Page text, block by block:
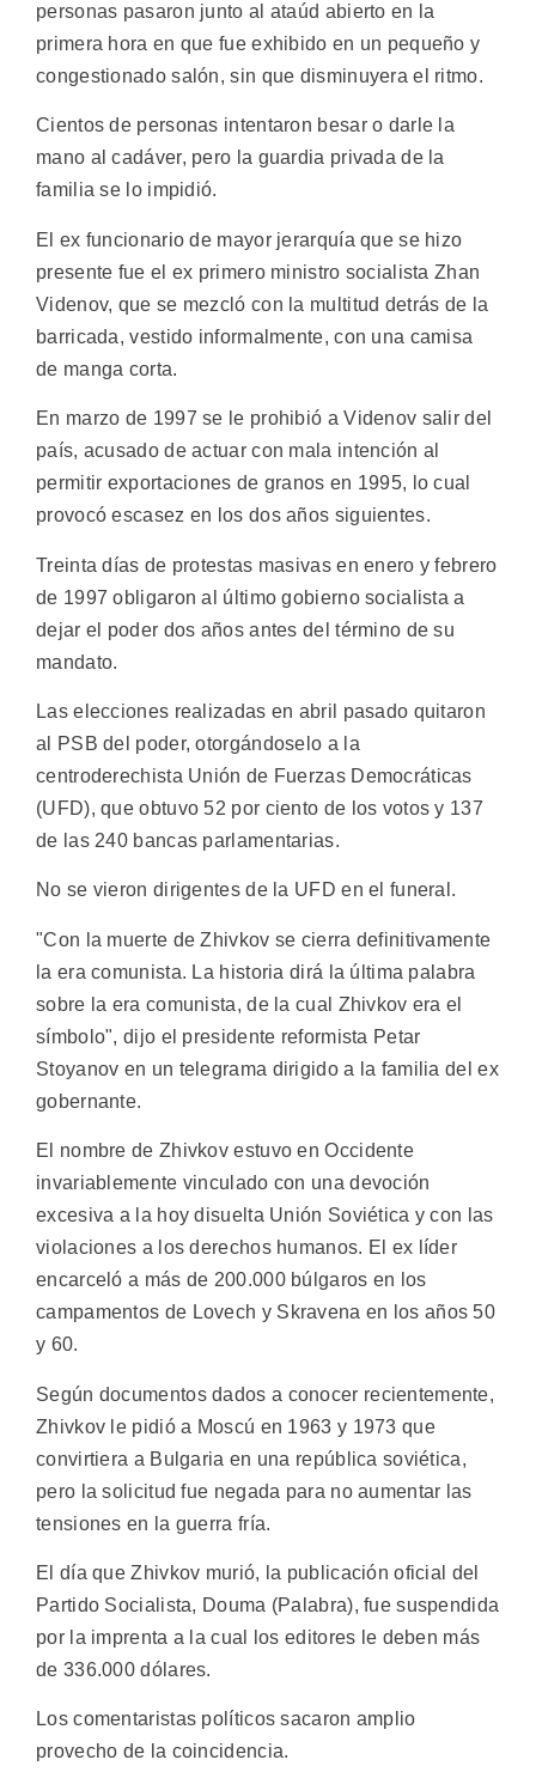
personas pasaron junto al ataúd abierto en la
primera hora en que fue exhibido en un pequeño y
congestionado salón, sin que disminuyera el ritmo.
Cientos de personas intentaron besar o darle la
mano al cadáver, pero la guardia privada de la
familia se lo impidió.
El ex funcionario de mayor jerarquía que se hizo
presente fue el ex primero ministro socialista Zhan
Videnov, que se mezcló con la multitud detrás de la
barricada, vestido informalmente, con una camisa
de manga corta.
En marzo de 1997 se le prohibió a Videnov salir del
país, acusado de actuar con mala intención al
permitir exportaciones de granos en 1995, lo cual
provocó escasez en los dos años siguientes.
Treinta días de protestas masivas en enero y febrero
de 1997 obligaron al último gobierno socialista a
dejar el poder dos años antes del término de su
mandato.
Las elecciones realizadas en abril pasado quitaron
al PSB del poder, otorgándoselo a la
centroderechista Unión de Fuerzas Democráticas
(UFD), que obtuvo 52 por ciento de los votos y 137
de las 240 bancas parlamentarias.
No se vieron dirigentes de la UFD en el funeral.
"Con la muerte de Zhivkov se cierra definitivamente
la era comunista. La historia dirá la última palabra
sobre la era comunista, de la cual Zhivkov era el
símbolo", dijo el presidente reformista Petar
Stoyanov en un telegrama dirigido a la familia del ex
gobernante.
El nombre de Zhivkov estuvo en Occidente
invariablemente vinculado con una devoción
excesiva a la hoy disuelta Unión Soviética y con las
violaciones a los derechos humanos. El ex líder
encarceló a más de 200.000 búlgaros en los
campamentos de Lovech y Skravena en los años 50
y 60.
Según documentos dados a conocer recientemente,
Zhivkov le pidió a Moscú en 1963 y 1973 que
convirtiera a Bulgaria en una república soviética,
pero la solicitud fue negada para no aumentar las
tensiones en la guerra fría.
El día que Zhivkov murió, la publicación oficial del
Partido Socialista, Douma (Palabra), fue suspendida
por la imprenta a la cual los editores le deben más
de 336.000 dólares.
Los comentaristas políticos sacaron amplio
provecho de la coincidencia.